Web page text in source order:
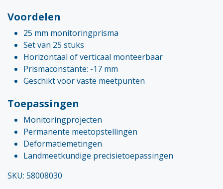
Voordelen
25 mm monitoringprisma
Set van 25 stuks
Horizontaal of verticaal monteerbaar
Prismaconstante: -17 mm
Geschikt voor vaste meetpunten
Toepassingen
Monitoringprojecten
Permanente meetopstellingen
Deformatiemetingen
Landmeetkundige precisietoepassingen
SKU: 58008030